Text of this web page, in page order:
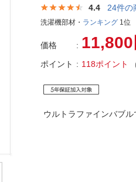
お客
ご利用
4.4 24件の
洗濯機部材・ ランキング 1位
価格 11,800
ポイント
118ポイント
ウルトラファインバブ